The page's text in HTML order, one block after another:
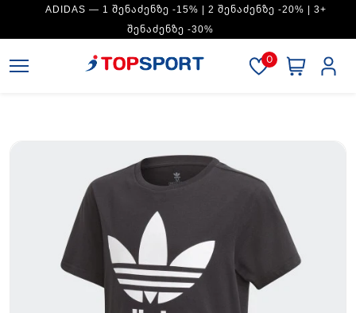
ADIDAS — 1 ᲨᲔᲜᲐᲫᲔᲜᲖᲔ -15% | 2 ᲨᲔᲜᲐᲫᲔᲜᲖᲔ -20% | 3+
ᲨᲔᲜᲐᲫᲔᲜᲖᲔ -30%
0